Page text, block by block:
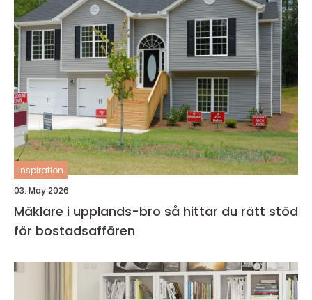
inspiration
03. May 2026
Mäklare i upplands-bro så hittar du rätt stöd
för bostadsaffären